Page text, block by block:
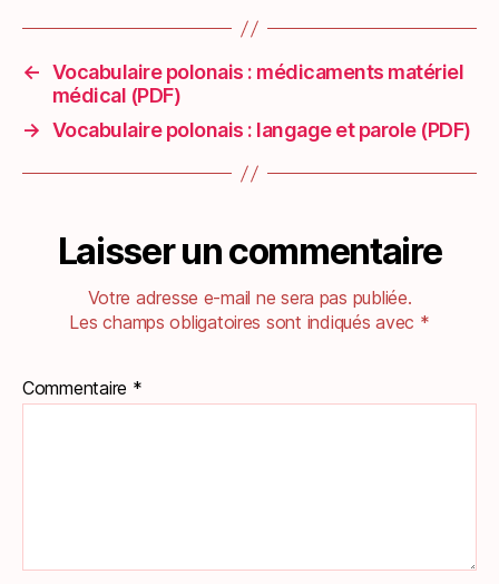
← Vocabulaire polonais : médicaments matériel
médical (PDF)
→ Vocabulaire polonais : langage et parole (PDF)
Laisser un commentaire
Votre adresse e-mail ne sera pas publiée.
Les champs obligatoires sont indiqués avec *
Commentaire *